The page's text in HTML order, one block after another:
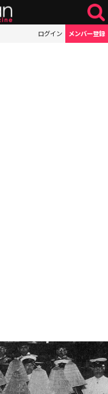
ログイン メンバー登録